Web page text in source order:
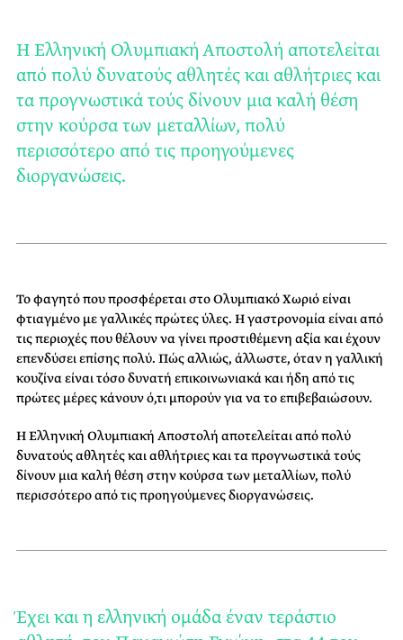
Η Ελληνική Ολυμπιακή Αποστολή αποτελείται
από πολύ δυνατούς αθλητές και αθλήτριες και
τα προγνωστικά τούς δίνουν μια καλή θέση
στην κούρσα των μεταλλίων, πολύ
περισσότερο από τις προηγούμενες
διοργανώσεις.
Το φαγητό που προσφέρεται στο Ολυμπιακό Χωριό είναι
φτιαγμένο με γαλλικές πρώτες ύλες. Η γαστρονομία είναι από
τις περιοχές που θέλουν να γίνει προστιθέμενη αξία και έχουν
επενδύσει επίσης πολύ. Πώς αλλιώς, άλλωστε, όταν η γαλλική
κουζίνα είναι τόσο δυνατή επικοινωνιακά και ήδη από τις
πρώτες μέρες κάνουν ό,τι μπορούν για να το επιβεβαιώσουν.
Η Ελληνική Ολυμπιακή Αποστολή αποτελείται από πολύ
δυνατούς αθλητές και αθλήτριες και τα προγνωστικά τούς
δίνουν μια καλή θέση στην κούρσα των μεταλλίων, πολύ
περισσότερο από τις προηγούμενες διοργανώσεις.
Έχει και η ελληνική ομάδα έναν τεράστιο